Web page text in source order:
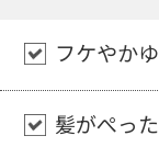
フケやか
髪がぺっ